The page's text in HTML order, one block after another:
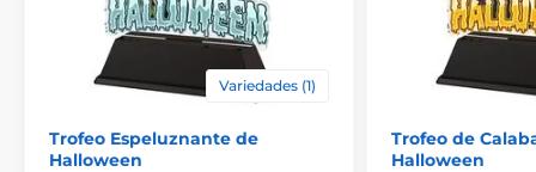
Variedades (1)
Trofeo Espeluznante de
Halloween
Trofeo de
Halloween